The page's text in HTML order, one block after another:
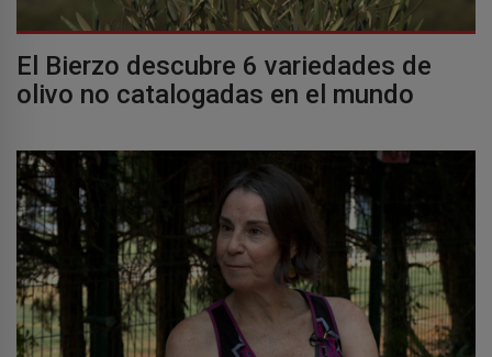
El Bierzo descubre 6 variedades de
olivo no catalogadas en el mundo